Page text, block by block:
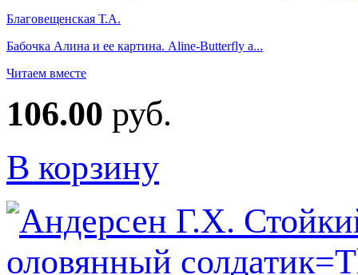
Благовещенская Т.А.
Бабочка Алина и ее картина. Aline-Butterfly a...
Читаем вместе
106.00 руб.
В корзину